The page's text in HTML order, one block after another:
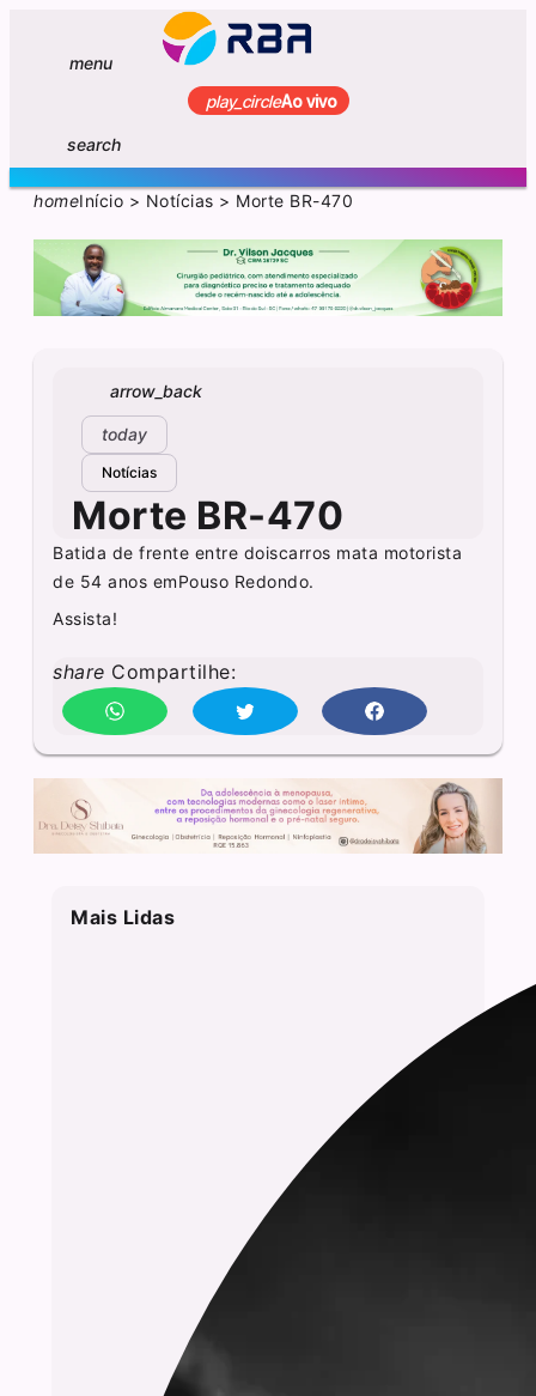
menu
play_circleAo vivo
search
homeInício > Notícias > Morte BR-470
arrow_back
today
Notícias
Morte BR-470
Batida de frente entre doiscarros mata motorista
de 54 anos emPouso Redondo.
Assista!
share Compartilhe:
Mais Lidas